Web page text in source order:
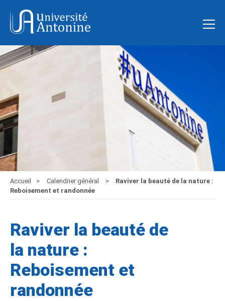
Accueil Calendrier général
Raviver la beauté de la nature :
Reboisement et randonnée
Raviver la beauté de
la nature :
Reboisement et
randonnée